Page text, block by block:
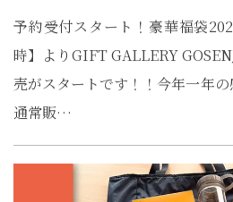
予約受付スタート！豪華福袋
時】よりGIFT GALLERY
売がスタートです！！今年一年
通常販…